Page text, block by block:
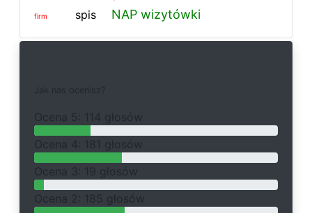
firm spis NAP wizytówki
a a
O
a 5: 114 głosów
O
a 4: 181 głosów
O
a 3: 19 głosów
O
a 2: 185 głosów